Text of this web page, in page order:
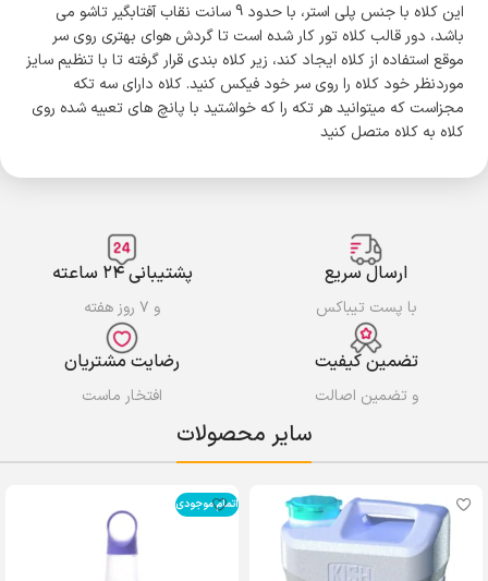
این کلاه با جنس پلی استر، با حدود 9 سانت نقاب آفتابگیر تاشو می
باشد، دور قالب کلاه تور کار شده است تا گردش هوای بهتری روی سر
موقع استفاده از کلاه ایجاد کند، زیر کلاه بندی قرار گرفته تا با تنظیم سایز
موردنظر خود کلاه را روی سر خود فیکس کنید. کلاه دارای سه تکه
مجزاست که میتوانید هر تکه را که خواشتید با پانچ های تعبیه شده روی
کلاه به کلاه متصل کنید
ارسال سریع
با پست تیباکس
پشتیبانی ۲۴ ساعته
و ۷ روز هفته
تضمین کیفیت
و تضمین اصالت
رضایت مشتریان
افتخار ماست
سایر محصولات
اتمام موجودی